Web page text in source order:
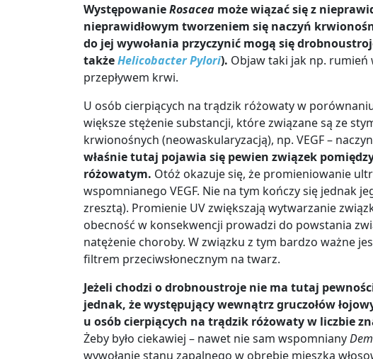
WystępowanieRosacea może wiązać się z
nieprawidłowym tworzeniem się naczyń
do jej wywołania przyczynić mogą się
takżeHelicobacter Pylori). Objaw taki jak np. rumień
przepływem krwi.
U osób cierpiących na trądzik różowaty w
większe stężenie substancji, które związane są ze
krwionośnych (neowaskularyzacją), np. VEGF –
właśnie tutaj pojawia się pewien związek
różowatym. Otóż okazuje się, że promieniowanie
wspomnianego VEGF. Nie na tym kończy się jednak
zresztą). Promienie UV zwiększają wytwarzanie
obecność w konsekwencji prowadzi do powstania
natężenie choroby. W związku z tym bardzo ważne
filtrem przeciwsłonecznym na twarz.
Jeżeli chodzi o drobnoustroje nie ma tutaj
jednak, że występujący wewnątrz gruczołów
u osób cierpiących na trądzik różowaty w liczbie
Żeby było ciekawiej – nawet nie sam wspomniany
wywołanie stanu zapalnego w obrębie mieszka